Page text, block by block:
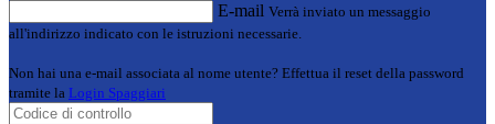
E-mail Verrà inviato un messaggio
all'indirizzo indicato con le istruzioni necessarie.
Non hai una e-mail associata al nome utente? Effettua il reset della password
tramite la Login Spaggiari